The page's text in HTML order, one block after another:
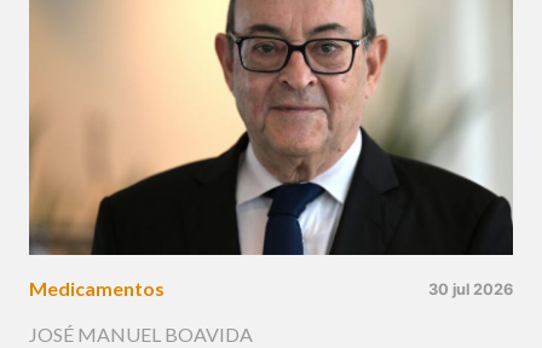
Medicamentos 30 jul 2026
JOSÉ MANUEL BOAVIDA